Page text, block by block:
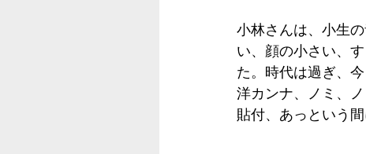
小林さんは、小生
い、顔の小さい、
た。時代は過ぎ、
洋カンナ、ノミ、
貼付、あっという間